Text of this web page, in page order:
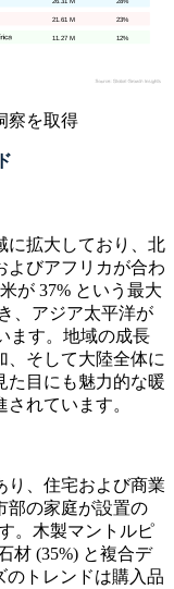
12%
11.27 M
23%
21.61 M
察を取得
に拡大しており、北
よびアフリカが合わ
が 37% という最大
、アジア太平洋が
ます。地域の成長
、そして大陸全体に
た目にも魅力的な暖
れています。
り、住宅および商業
部の家庭が設置の
。木製マントルピ
材 (35%) と複合デ
のトレンドは購入品